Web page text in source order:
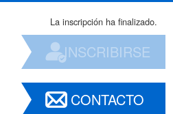
La inscripción ha finalizado.
INSCRIBIRSE
CONTACTO